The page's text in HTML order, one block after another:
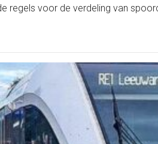
regels voor de verdeling van